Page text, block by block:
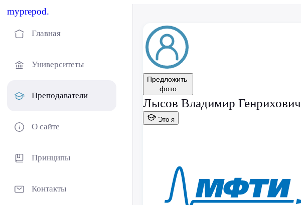
myprepod.
Главная
Университеты
Преподаватели
О сайте
Принципы
Контакты
Предложить
фото
Лысов Владимир Генрихович
Это я